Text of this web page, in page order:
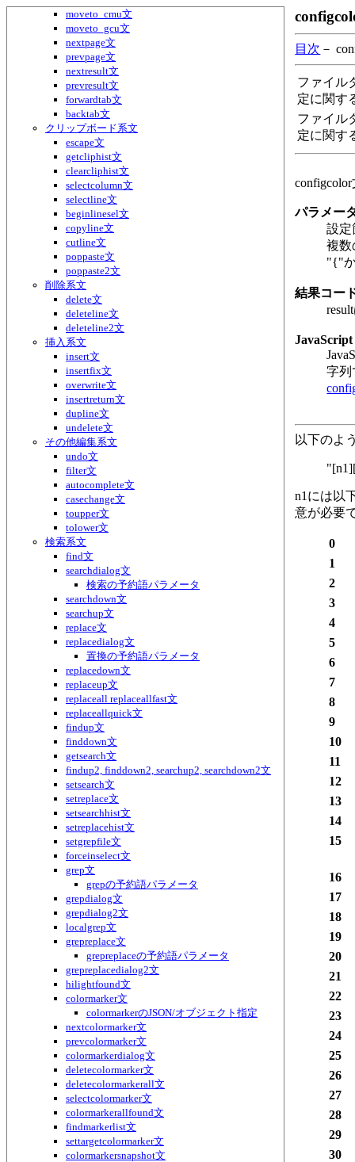
moveto_cmu文
moveto_gcu文
nextpage文
prevpage文
nextresult文
prevresult文
forwardtab文
backtab文
クリップボード系文
escape文
getcliphist文
clearcliphist文
selectcolumn文
selectline文
beginlinesel文
copyline文
cutline文
poppaste文
poppaste2文
削除系文
delete文
deleteline文
deleteline2文
挿入系文
insert文
insertfix文
overwrite文
insertreturn文
dupline文
undelete文
その他編集系文
undo文
filter文
autocomplete文
casechange文
toupper文
tolower文
検索系文
find文
searchdialog文
検索の予約語パラメータ
searchdown文
searchup文
replace文
replacedialog文
置換の予約語パラメータ
replacedown文
replaceup文
replaceall replaceallfast文
replaceallquick文
findup文
finddown文
getsearch文
findup2, finddown2, searchup2, searchdown2文
setsearch文
setreplace文
setsearchhist文
setreplacehist文
setgrepfile文
forceinselect文
grep文
grepの予約語パラメータ
grepdialog文
grepdialog2文
localgrep文
grepreplace文
grepreplaceの予約語パラメータ
grepreplacedialog2文
hilightfound文
colormarker文
colormarkerのJSON/オブジェクト指定
nextcolormarker文
prevcolormarker文
colormarkerdialog文
deletecolormarker文
deletecolormarkerall文
selectcolormarker文
colormarkerallfound文
findmarkerlist文
settargetcolormarker文
colormarkersnapshot文
目次 －
ファイル
定に関す
ファイル
定に関す
パラメー
設定
複数
"{"
結果コー
JavaScript
字列
以下のよ
n1には以
意が必要
0
1
2
3
4
5
6
7
8
9
10
11
12
13
14
15
16
17
18
19
20
21
22
23
24
25
26
27
28
29
30